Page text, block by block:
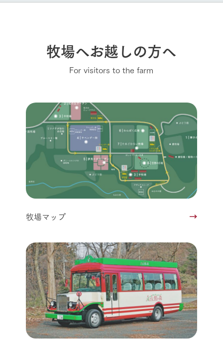
牧場へお越しの方へ
For visitors to the farm
牧場マップ